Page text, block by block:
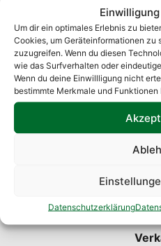
Um dir ein optimales Erlebnis zu
Cookies, um Geräteinformationen zu
zuzugreifen. Wenn du diesen
wie das Surfverhalten oder
Wenn du deine Einwillligung nicht
bestimmte Merkmale und
Datenschutzerklärung
A.
Liebenauer
8041
Mo – Do:
Freitag: